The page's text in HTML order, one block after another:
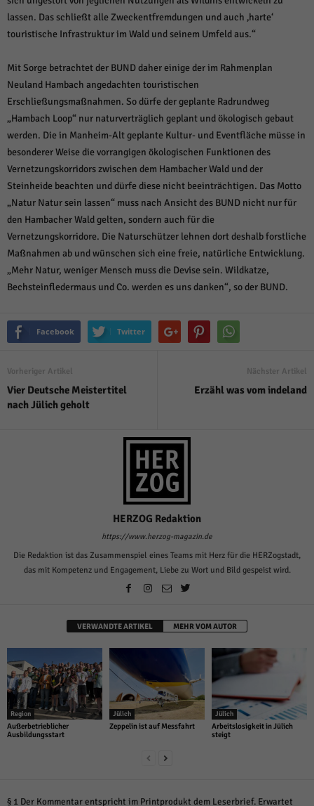
lassen. Das schließt alle Zweckentfremdungen und auch ‚harte‘
touristische Infrastruktur im Wald und seinem Umfeld aus.“
Mit Sorge betrachtet der BUND daher einige der im Rahmenplan
Neuland Hambach angedachten touristischen
Erschließungsmaßnahmen. So dürfe der geplante Radrundweg
„Hambach Loop“ nur naturverträglich geplant und ökologisch gebaut
werden. Die in Manheim-Alt geplante Kultur- und Eventfläche müsse in
besonderer Weise die vorrangigen ökologischen Funktionen des
Vernetzungskorridors zwischen dem Hambacher Wald und der
Steinheide beachten und dürfe diese nicht beeinträchtigen. Das Motto
„Natur Natur sein lassen“ muss nach Ansicht des BUND nicht nur für
den Hambacher Wald gelten, sondern auch für die
Vernetzungskorridore. Die Naturschützer lehnen dort deshalb forstliche
Maßnahmen ab und wünschen sich eine freie, natürliche Entwicklung.
„Mehr Natur, weniger Mensch muss die Devise sein. Wildkatze,
Bechsteinfledermaus und Co. werden es uns danken“, so der BUND.
Facebook Twitter
Vorheriger Artikel
Vier Deutsche Meistertitel
nach Jülich geholt
Nächster Artikel
Erzähl was vom indeland
HERZOG Redaktion
https://www.herzog-magazin.de
Die Redaktion ist das Zusammenspiel eines Teams mit Herz für die HERZogstadt,
das mit Kompetenz und Engagement, Liebe zu Wort und Bild gespeist wird.
VERWANDTE ARTIKEL MEHR VOM AUTOR
Region
Außerbetrieblicher
Ausbildungsstart
Jülich
Zeppelin ist auf Messfahrt
Jülich
Arbeitslosigkeit in Jülich
steigt
§ 1 Der Kommentar entspricht im Printprodukt dem Leserbrief. Erwartet